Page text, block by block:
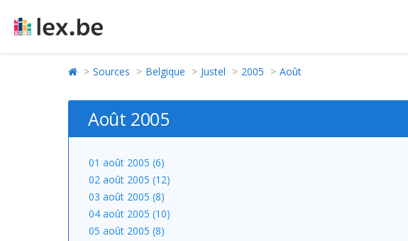
Sources Belgique Justel 2005 Août
Août 2005
01 août 2005 (6)
02 août 2005 (12)
03 août 2005 (8)
04 août 2005 (10)
05 août 2005 (8)